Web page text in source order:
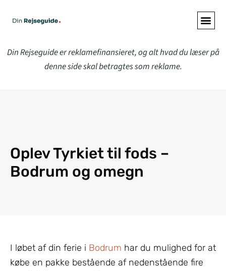
Din Rejseguide er reklamefinansieret, og alt hvad du læser på
denne side skal betragtes som reklame.
Oplev Tyrkiet til fods –
Bodrum og omegn
I løbet af din ferie i Bodrum har du mulighed for at
købe en pakke bestående af nedenstående fire